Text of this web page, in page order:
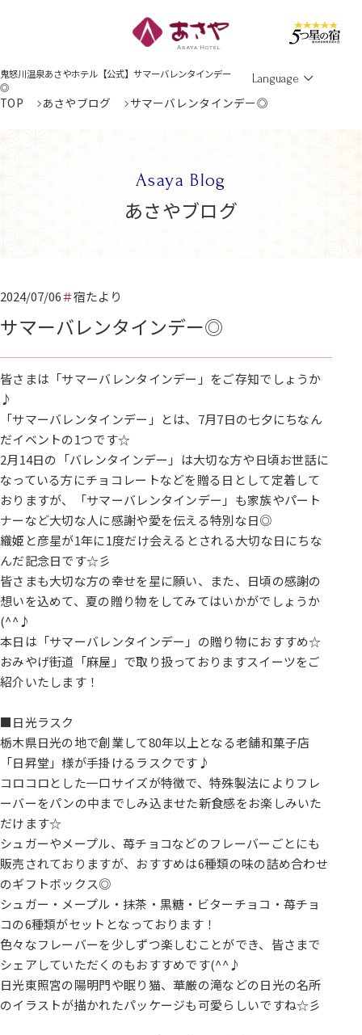
鬼怒川温泉あさやホテル【公式】サマーバレンタインデー
◎
Language
TOP あさやブログ サマーバレンタインデー◎
Asaya Blog
あさやブログ
2024/07/06 宿たより
サマーバレンタインデー◎
皆さまは「サマーバレンタインデー」をご存知でしょうか
♪
「サマーバレンタインデー」とは、7月7日の七夕にちなん
だイベントの1つです☆
2月14日の「バレンタインデー」は大切な方や日頃お世話に
なっている方にチョコレートなどを贈る日として定着して
おりますが、「サマーバレンタインデー」も家族やパート
ナーなど大切な人に感謝や愛を伝える特別な日◎
織姫と彦星が1年に1度だけ会えるとされる大切な日にちな
んだ記念日です☆彡
皆さまも大切な方の幸せを星に願い、また、日頃の感謝の
想いを込めて、夏の贈り物をしてみてはいかがでしょうか
(^^♪
本日は「サマーバレンタインデー」の贈り物におすすめ☆
おみやげ街道「麻屋」で取り扱っておりますスイーツをご
紹介いたします！
■日光ラスク
栃木県日光の地で創業して80年以上となる老舗和菓子店
「日昇堂」様が手掛けるラスクです♪
コロコロとした一口サイズが特徴で、特殊製法によりフレ
ーバーをパンの中までしみ込ませた新食感をお楽しみいた
だけます☆
シュガーやメープル、苺チョコなどのフレーバーごとにも
販売されておりますが、おすすめは6種類の味の詰め合わせ
のギフトボックス◎
シュガー・メープル・抹茶・黒糖・ビターチョコ・苺チョ
コの6種類がセットとなっております！
色々なフレーバーを少しずつ楽しむことができ、皆さまで
シェアしていただくのもおすすめです(^^♪
日光東照宮の陽明門や眠り猫、華厳の滝などの日光の名所
のイラストが描かれたパッケージも可愛らしいですね☆彡